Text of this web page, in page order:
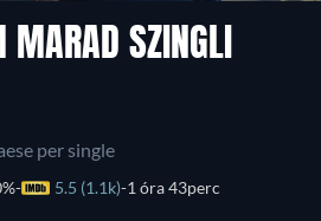
MARAD SZINGLI
per single
5.5 (1.1k) 1 óra 43perc